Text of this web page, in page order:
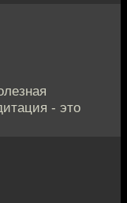
- это